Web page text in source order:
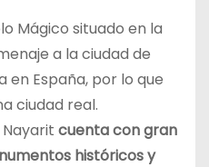
Mágico situado en la
a la ciudad de
en España, por lo que
ciudad real.
cuenta con gran
históricos y